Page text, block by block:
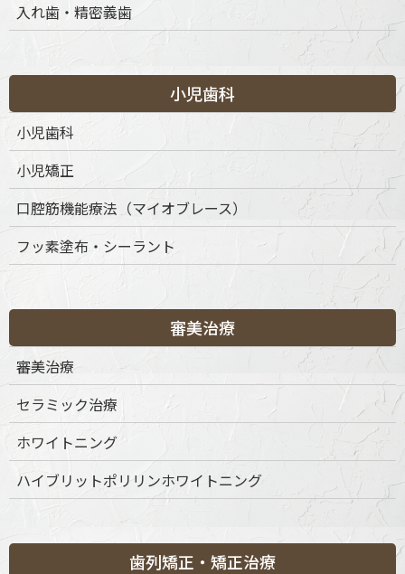
〒151-0063 東京都渋谷区富ケ谷1丁目51-4 代々木八幡メディカ
ルモール4階
ご予約・お問合せ：03-6456-8020
こちらをクリック
診療時間 月 火 水 木 金 土 日
祝
9:30-13:30
◎
15:00-19:00
◎ ◎ ◎ ◎
◎
※休診日：不定休
入れ歯・精密義歯
小児歯科
小児歯科
小児矯正
口腔筋機能療法（マイオブレース）
フッ素塗布・シーラント
審美治療
審美治療
セラミック治療
ホワイトニング
ハイブリットポリリンホワイトニング
歯列矯正・矯正治療